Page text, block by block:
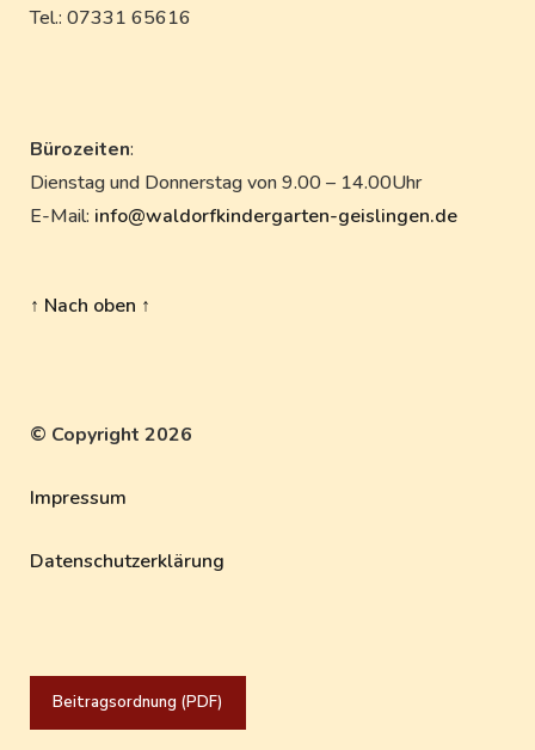
Tel.: 07331 65616
Bürozeiten:
Dienstag und Donnerstag von 9.00 – 14.00Uhr
E-Mail: info@waldorfkindergarten-geislingen.de
↑ Nach oben ↑
© Copyright 2026
Impressum
Datenschutzerklärung
Beitragsordnung (PDF)